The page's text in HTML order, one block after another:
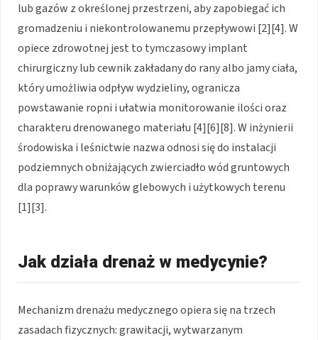
lub gazów z określonej przestrzeni, aby zapobiegać ich
gromadzeniu i niekontrolowanemu przepływowi [2][4]. W
opiece zdrowotnej jest to tymczasowy implant
chirurgiczny lub cewnik zakładany do rany albo jamy ciała,
który umożliwia odpływ wydzieliny, ogranicza
powstawanie ropni i ułatwia monitorowanie ilości oraz
charakteru drenowanego materiału [4][6][8]. W inżynierii
środowiska i leśnictwie nazwa odnosi się do instalacji
podziemnych obniżających zwierciadło wód gruntowych
dla poprawy warunków glebowych i użytkowych terenu
[1][3].
Jak działa drenaż w medycynie?
Mechanizm drenażu medycznego opiera się na trzech
zasadach fizycznych: grawitacji, wytwarzanym